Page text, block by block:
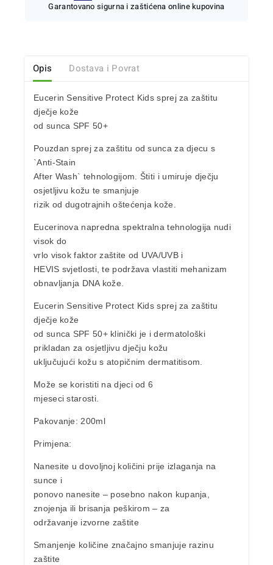
Garantovano sigurna i zaštićena online kupovina
Opis Dostava i Povrat
Eucerin Sensitive Protect Kids sprejza zaštitu
dječje kože
od sunca SPF 50+
Pouzdan sprej za zaštitu od suncaza djecu s
`Anti-Stain
After Wash` tehnologijom. Štiti iumiruje dječju
osjetljivu kožu te smanjuje
rizik od dugotrajnih oštećenja kože.
Eucerinova napredna spektralna tehnologija nudi
visok do
vrlo visok faktor zaštite od UVA/UVBi
HEVIS svjetlosti, te podržava vlastiti mehanizam
obnavljanja DNA kože.
Eucerin Sensitive Protect Kids sprej za zaštitu
dječje kože
od sunca SPF 50+klinički je i dermatološki
prikladan za osjetljivu dječju kožu
uključujući kožu s atopičnim dermatitisom.
Može se koristiti nadjeci od 6
mjeseci starosti.
Pakovanje: 200ml
Primjena:
Nanesite u dovoljnoj količini prije izlaganja na
sunce i
ponovo nanesite – posebno nakon kupanja,
znojenja ili brisanja peškirom – za
održavanje izvorne zaštite
Smanjenje količine značajno smanjuje razinu
zaštite